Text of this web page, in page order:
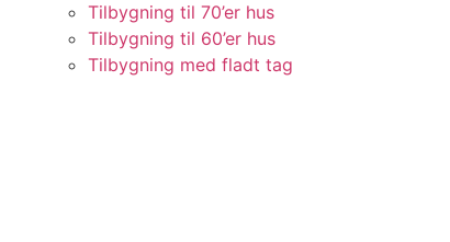
Tilbygning til 70’er hus
Tilbygning til 60’er hus
Tilbygning med fladt tag